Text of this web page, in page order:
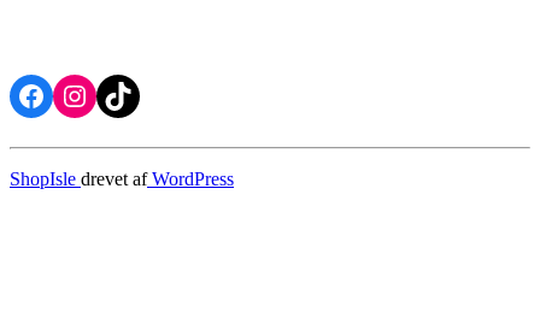
Facebook
Instagram
TikTok
ShopIsle drevet afWordPress